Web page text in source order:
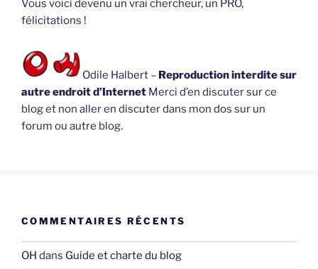
Vous voici devenu un vrai chercheur, un PRO,
félicitations !
Odile Halbert – Reproduction interdite sur
autre endroit d’Internet Merci d’en discuter sur ce
blog et non aller en discuter dans mon dos sur un
forum ou autre blog.
COMMENTAIRES RÉCENTS
OH dans Guide et charte du blog